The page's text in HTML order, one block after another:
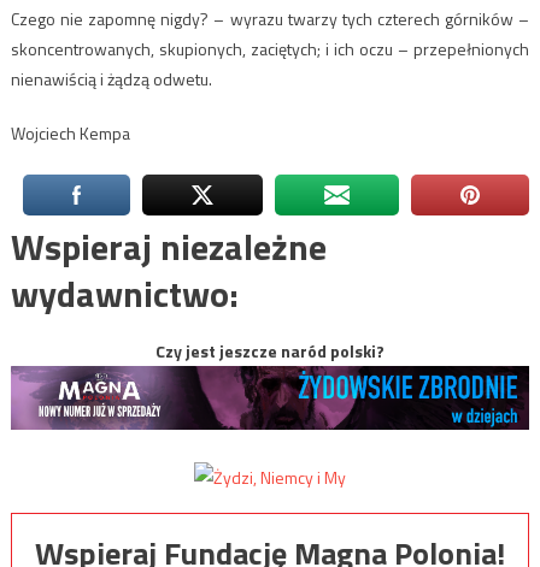
Czego nie zapomnę nigdy? – wyrazu twarzy tych czterech górników –
skoncentrowanych, skupionych, zaciętych; i ich oczu – przepełnionych
nienawiścią i żądzą odwetu.
Wojciech Kempa
Wspieraj niezależne
wydawnictwo:
Czy jest jeszcze naród polski?
Wspieraj Fundację Magna Polonia!